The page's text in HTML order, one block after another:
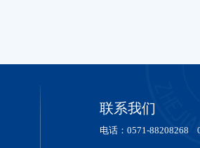
联系我们
电话：0571-88208268